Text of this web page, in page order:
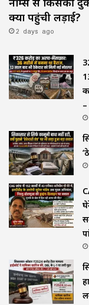
क्यों पहुंची लड़ाई?
2 days ago
–